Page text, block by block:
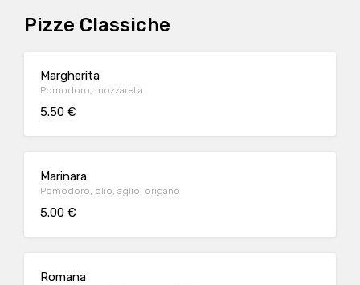
Pizze Classiche
Margherita
Pomodoro, mozzarella
5.50 €
Marinara
Pomodoro, olio, aglio, origano
5.00 €
Romana